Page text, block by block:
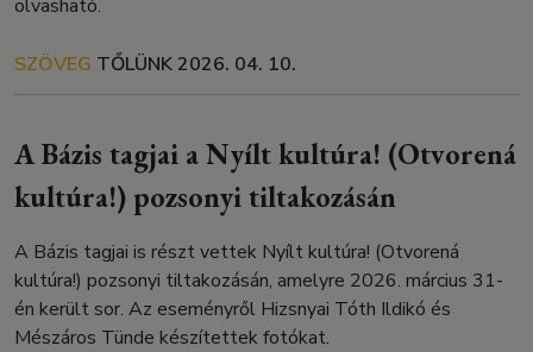
olvasható.
SZÖVEG TŐLÜNK2026. 04. 10.
A Bázis tagjai a Nyílt kultúra! (Otvorená
kultúra!) pozsonyi tiltakozásán
A Bázis tagjai is részt vettek Nyílt kultúra! (Otvorená
kultúra!) pozsonyi tiltakozásán, amelyre 2026. március 31-
én került sor. Az eseményről Hizsnyai Tóth Ildikó és
Mészáros Tünde készítettek fotókat.